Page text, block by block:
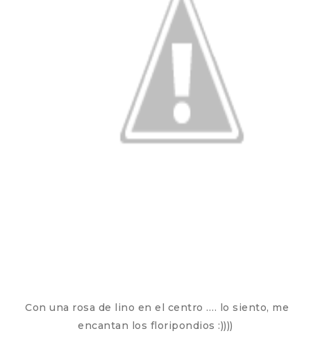
Con una rosa de lino en el centro …. lo siento, me
encantan los floripondios :))))